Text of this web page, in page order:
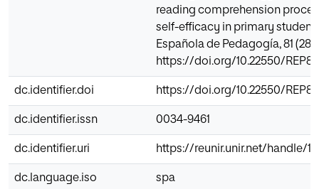
reading comprehension
self-efficacy in primary
Española de Pedagogía, 81
https://doi.org/10.22550/
dc.identifier.doi https://doi.org/10.22550/
dc.identifier.issn 0034-9461
dc.identifier.uri https://reunir.unir.net/handle/
dc.language.iso spa